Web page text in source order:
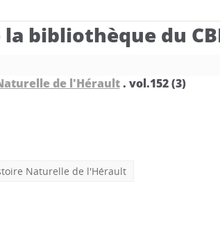
bibliothèque du
de l'Hérault. vol.152 (3)
Naturelle de l'Hérault